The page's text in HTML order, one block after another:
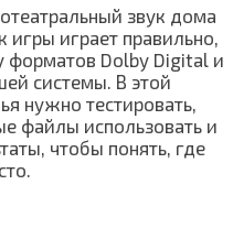
звук дома
игры играет правильно,
форматов Dolby Digital и
системы. В этой
нужно тестировать,
файлы использовать и
чтобы понять, где